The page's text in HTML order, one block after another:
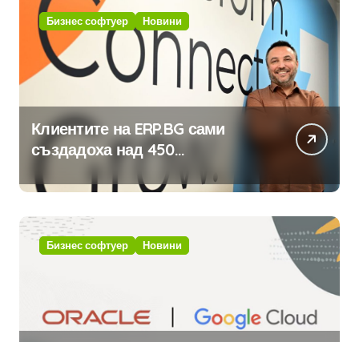
Бизнес софтуер Новини
Клиентите на ERP.BG сами
създадоха над 450
приложения за ERP системата
с помощта на вградения в нея
изкуствен интелект
Бизнес софтуер Новини